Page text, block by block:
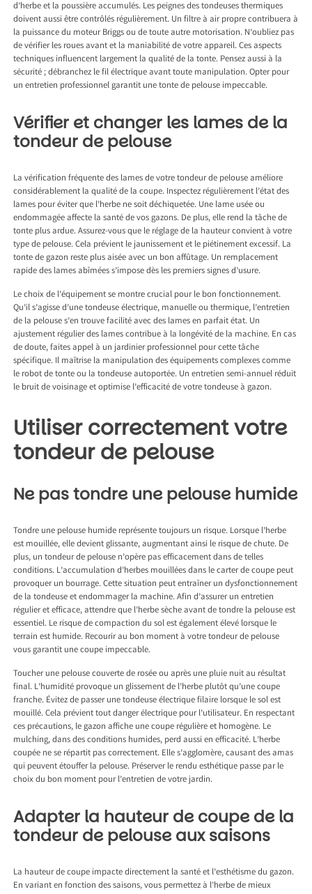
d’herbe et la poussière accumulés. Les peignes des tondeuses thermiques
doivent aussi être contrôlés régulièrement. Un filtre à air propre contribuera à
la puissance du moteur Briggs ou de toute autre motorisation. N’oubliez pas
de vérifier les roues avant et la maniabilité de votre appareil. Ces aspects
techniques influencent largement la qualité de la tonte. Pensez aussi à la
sécurité ; débranchez le fil électrique avant toute manipulation. Opter pour
un entretien professionnel garantit une tonte de pelouse impeccable.
Vérifier et changer les lames de la
tondeur de pelouse
La vérification fréquente des lames de votre tondeur de pelouse améliore
considérablement la qualité de la coupe. Inspectez régulièrement l’état des
lames pour éviter que l’herbe ne soit déchiquetée. Une lame usée ou
endommagée affecte la santé de vos gazons. De plus, elle rend la tâche de
tonte plus ardue. Assurez-vous que le réglage de la hauteur convient à votre
type de pelouse. Cela prévient le jaunissement et le piétinement excessif. La
tonte de gazon reste plus aisée avec un bon affûtage. Un remplacement
rapide des lames abîmées s’impose dès les premiers signes d’usure.
Le choix de l’équipement se montre crucial pour le bon fonctionnement.
Qu’il s’agisse d’une tondeuse électrique, manuelle ou thermique, l’entretien
de la pelouse s’en trouve facilité avec des lames en parfait état. Un
ajustement régulier des lames contribue à la longévité de la machine. En cas
de doute, faites appel à un jardinier professionnel pour cette tâche
spécifique. Il maîtrise la manipulation des équipements complexes comme
le robot de tonte ou la tondeuse autoportée. Un entretien semi-annuel réduit
le bruit de voisinage et optimise l’efficacité de votre tondeuse à gazon.
Utiliser correctement votre
tondeur de pelouse
Ne pas tondre une pelouse humide
Tondre une pelouse humide représente toujours un risque. Lorsque l’herbe
est mouillée, elle devient glissante, augmentant ainsi le risque de chute. De
plus, un tondeur de pelouse n’opère pas efficacement dans de telles
conditions. L’accumulation d’herbes mouillées dans le carter de coupe peut
provoquer un bourrage. Cette situation peut entraîner un dysfonctionnement
de la tondeuse et endommager la machine. Afin d’assurer un entretien
régulier et efficace, attendre que l’herbe sèche avant de tondre la pelouse est
essentiel. Le risque de compaction du sol est également élevé lorsque le
terrain est humide. Recourir au bon moment à votre tondeur de pelouse
vous garantit une coupe impeccable.
Toucher une pelouse couverte de rosée ou après une pluie nuit au résultat
final. L’humidité provoque un glissement de l’herbe plutôt qu’une coupe
franche. Évitez de passer une tondeuse électrique filaire lorsque le sol est
mouillé. Cela prévient tout danger électrique pour l’utilisateur. En respectant
ces précautions, le gazon affiche une coupe régulière et homogène. Le
mulching, dans des conditions humides, perd aussi en efficacité. L’herbe
coupée ne se répartit pas correctement. Elle s’agglomère, causant des amas
qui peuvent étouffer la pelouse. Préserver le rendu esthétique passe par le
choix du bon moment pour l’entretien de votre jardin.
Adapter la hauteur de coupe de la
tondeur de pelouse aux saisons
La hauteur de coupe impacte directement la santé et l’esthétisme du gazon.
En variant en fonction des saisons, vous permettez à l’herbe de mieux